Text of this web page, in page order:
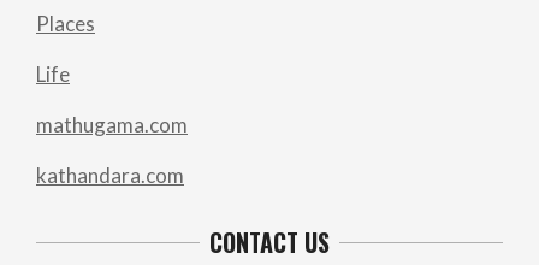
Places
Life
mathugama.com
kathandara.com
CONTACT US